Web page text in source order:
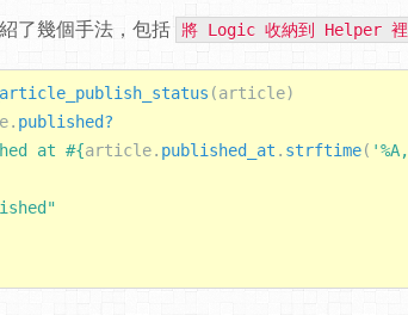
了幾個手法，包括 將 Logic 收納到 Helper
(article)
. published?
at #{article. published_at . strftime(